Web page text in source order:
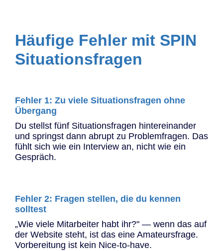
Häufige Fehler mit SPIN
Situationsfragen
Fehler 1: Zu viele Situationsfragen ohne
Übergang
Du stellst fünf Situationsfragen hintereinander
und springst dann abrupt zu Problemfragen. Das
fühlt sich wie ein Interview an, nicht wie ein
Gespräch.
Fehler 2: Fragen stellen, die du kennen
solltest
„Wie viele Mitarbeiter habt ihr?" — wenn das auf
der Website steht, ist das eine Amateursfrage.
Vorbereitung ist kein Nice-to-have.